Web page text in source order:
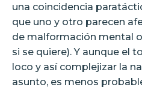
una coincidencia
que uno y otro parecen
de malformación mental
si se quiere). Y aunque el
loco y así complejizar la
asunto, es menos